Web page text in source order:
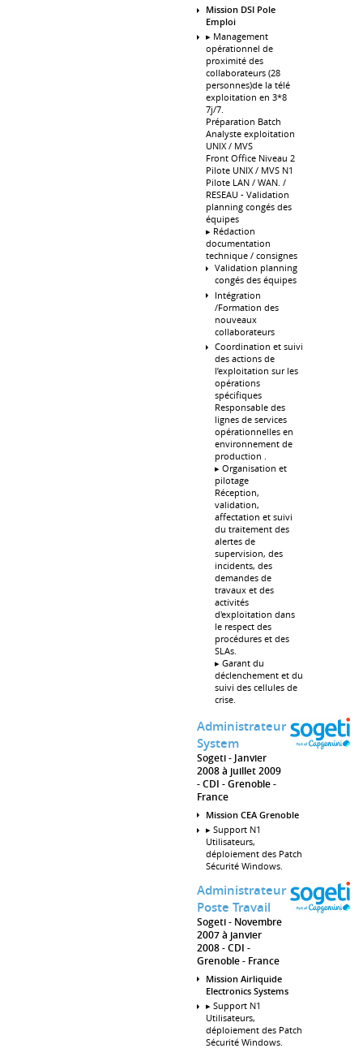
Mission DSI Pole
Emploi
▸ Management
opérationnel de
proximité des
collaborateurs (28
personnes)de la télé
exploitation en 3*8
7j/7.
Préparation Batch
Analyste exploitation
UNIX / MVS
Front Office Niveau 2
Pilote UNIX / MVS N1
Pilote LAN / WAN. /
RESEAU - Validation
planning congés des
équipes
▸ Rédaction
documentation
technique / consignes
Validation planning
congés des équipes
Intégration
/Formation des
nouveaux
collaborateurs
Coordination et suivi
des actions de
l’exploitation sur les
opérations
spécifiques
Responsable des
lignes de services
opérationnelles en
environnement de
production .
▸ Organisation et
pilotage
Réception,
validation,
affectation et suivi
du traitement des
alertes de
supervision, des
incidents, des
demandes de
travaux et des
activités
d'exploitation dans
le respect des
procédures et des
SLAs.
▸ Garant du
déclenchement et du
suivi des cellules de
crise.
Administrateur
System
Sogeti
Janvier
2008 à juillet 2009
CDI
Grenoble
France
Mission CEA Grenoble
▸ Support N1
Utilisateurs,
déploiement des Patch
Sécurité Windows.
Administrateur
Poste Travail
Sogeti
Novembre
2007 à janvier
2008 CDI
Grenoble
France
Mission Airliquide
Electronics Systems
▸ Support N1
Utilisateurs,
déploiement des Patch
Sécurité Windows.